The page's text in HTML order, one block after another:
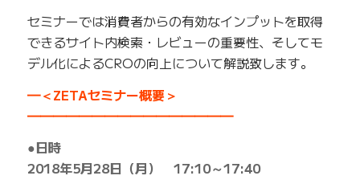
セミナーでは消費者からの有効なインプットを取得
できるサイト内検索・レビューの重要性、そしてモ
デル化によるCROの向上について解説致します。
━＜ZETAセミナー概要＞
━━━━━━━━━━━━━━━━
●日時
2018年5月28日（月） 17:10～17:40